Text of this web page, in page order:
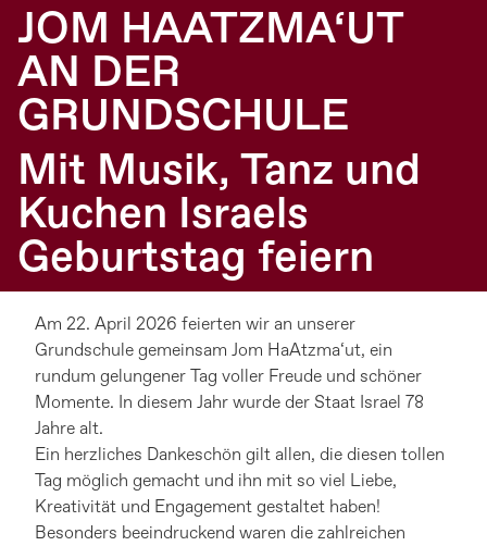
JOM HAATZMA‘UT
AN DER
GRUNDSCHULE
Mit Musik, Tanz und
Kuchen Israels
Geburtstag feiern
Am 22. April 2026 feierten wir an unserer
Grundschule gemeinsam Jom HaAtzma‘ut, ein
rundum gelungener Tag voller Freude und schöner
Momente. In diesem Jahr wurde der Staat Israel 78
Jahre alt.
Ein herzliches Dankeschön gilt allen, die diesen tollen
Tag möglich gemacht und ihn mit so viel Liebe,
Kreativität und Engagement gestaltet haben!
Besonders beeindruckend waren die zahlreichen